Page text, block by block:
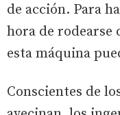
de acción. Para
hora de rodearse
esta máquina
Conscientes de